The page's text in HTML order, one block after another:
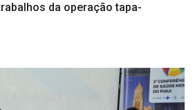
da operação tapa-